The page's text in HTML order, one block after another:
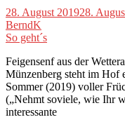
28. August 201928.
BerndK
So geht´s
Feigensenf aus der
Münzenberg steht im Hof
Sommer (2019) voller
(„Nehmt soviele, wie Ihr
interessante